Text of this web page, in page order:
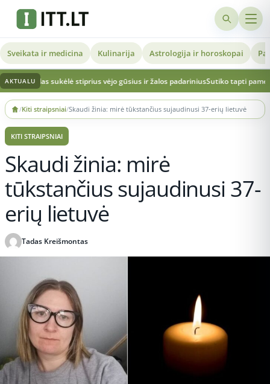
Sveikata ir medicina Kulinarija Astrologija ir horoskopai
AKTUALUstiprius vėjo gūsius ir žalos padariniusSutiko tapti pamerge draugės
Skip
to
content
/Kiti straipsniai/Skaudi žinia: mirė tūkstančius sujaudinusi 37-erių lietuvė
KITI STRAIPSNIAI
Skaudi žinia: mirė
tūkstančius sujaudinusi 37-
erių lietuvė
Tadas Kreišmontas